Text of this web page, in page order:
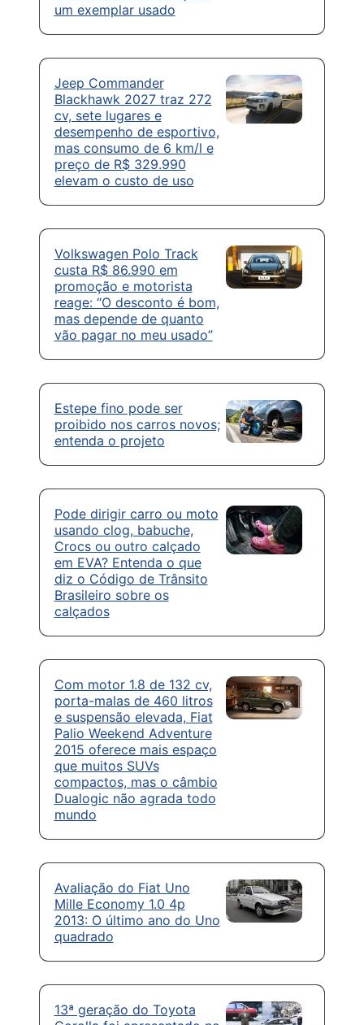
um exemplar usado
Jeep Commander
Blackhawk 2027 traz 272
cv, sete lugares e
desempenho de esportivo,
mas consumo de 6 km/l e
preço de R$ 329.990
elevam o custo de uso
Volkswagen Polo Track
custa R$ 86.990 em
promoção e motorista
reage: “O desconto é bom,
mas depende de quanto
vão pagar no meu usado”
Estepe fino pode ser
proibido nos carros novos;
entenda o projeto
Pode dirigir carro ou moto
usando clog, babuche,
Crocs ou outro calçado
em EVA? Entenda o que
diz o Código de Trânsito
Brasileiro sobre os
calçados
Com motor 1.8 de 132 cv,
porta-malas de 460 litros
e suspensão elevada, Fiat
Palio Weekend Adventure
2015 oferece mais espaço
que muitos SUVs
compactos, mas o câmbio
Dualogic não agrada todo
mundo
Avaliação do Fiat Uno
Mille Economy 1.0 4p
2013: O último ano do Uno
quadrado
13ª geração do Toyota